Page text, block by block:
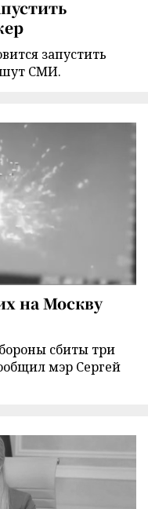
запустить
СМИ.
на Москву
сбиты три
мэр Сергей